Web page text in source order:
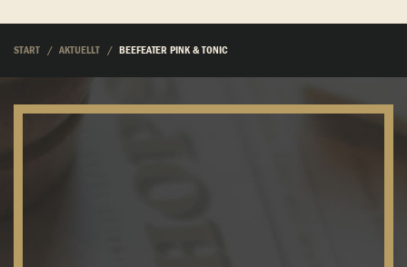
START AKTUELLT BEEFEATER PINK & TONIC